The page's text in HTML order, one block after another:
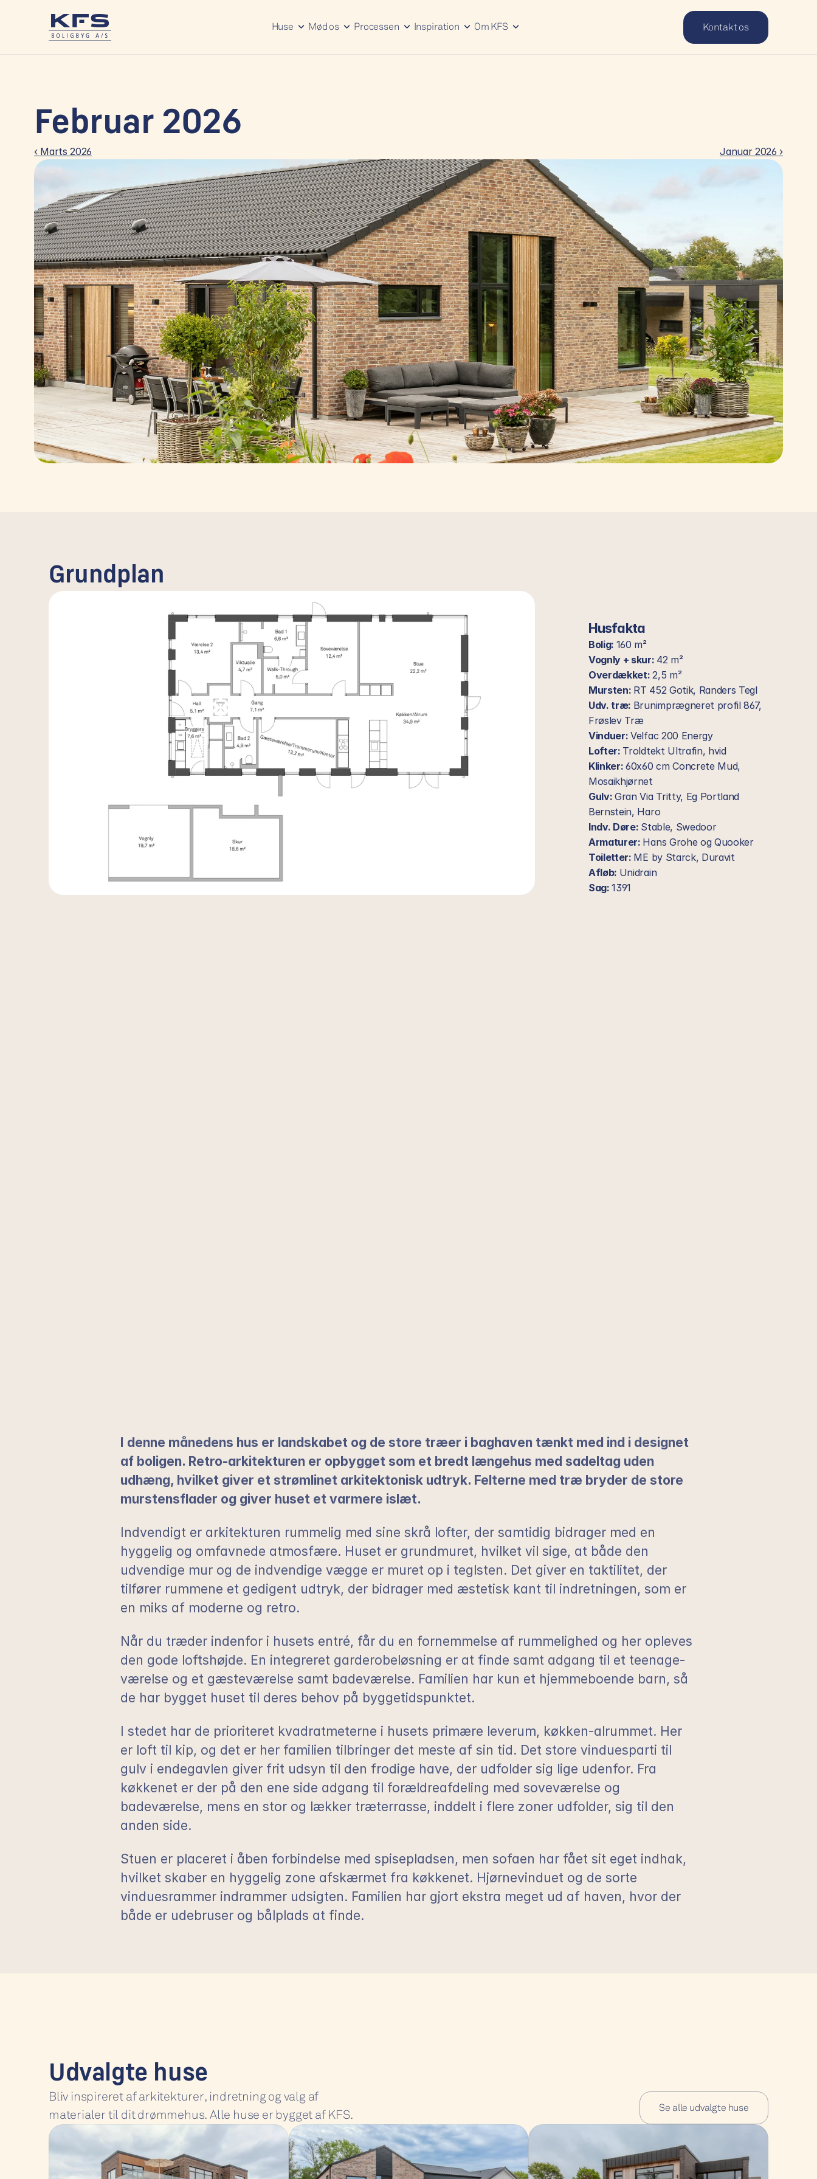
Huse Mød os Processen Inspiration Om KFS Kontakt os
Februar 2026
‹ Marts 2026 Januar 2026 ›
Grundplan
Husfakta
Bolig: 160 m²
Vognly + skur: 42 m²
Overdækket: 2,5 m²
Mursten: RT 452 Gotik, Randers Tegl
Udv. træ: Brunimprægneret profil 867,
Frøslev Træ
Vinduer: Velfac 200 Energy
Lofter: Troldtekt Ultrafin, hvid
Klinker: 60x60 cm Concrete Mud,
Mosaikhjørnet
Gulv: Gran Via Tritty, Eg Portland
Bernstein, Haro
Indv. Døre: Stable, Swedoor
Armaturer: Hans Grohe og Quooker
Toiletter: ME by Starck, Duravit
Afløb: Unidrain
Sag: 1391
I denne månedens hus er landskabet og de store træer i baghaven tænkt med ind i designet
af boligen. Retro-arkitekturen er opbygget som et bredt længehus med sadeltag uden
udhæng, hvilket giver et strømlinet arkitektonisk udtryk. Felterne med træ bryder de store
murstensflader og giver huset et varmere islæt.
Indvendigt er arkitekturen rummelig med sine skrå lofter, der samtidig bidrager med en
hyggelig og omfavnede atmosfære. Huset er grundmuret, hvilket vil sige, at både den
udvendige mur og de indvendige vægge er muret op i teglsten. Det giver en taktilitet, der
tilfører rummene et gedigent udtryk, der bidrager med æstetisk kant til indretningen, som er
en miks af moderne og retro.
Når du træder indenfor i husets entré, får du en fornemmelse af rummelighed og her opleves
den gode loftshøjde. En integreret garderobeløsning er at finde samt adgang til et teenage-
værelse og et gæsteværelse samt badeværelse. Familien har kun et hjemmeboende barn, så
de har bygget huset til deres behov på byggetidspunktet.
I stedet har de prioriteret kvadratmeterne i husets primære leverum, køkken-alrummet. Her
er loft til kip, og det er her familien tilbringer det meste af sin tid. Det store vinduesparti til
gulv i endegavlen giver frit udsyn til den frodige have, der udfolder sig lige udenfor. Fra
køkkenet er der på den ene side adgang til forældreafdeling med soveværelse og
badeværelse, mens en stor og lækker træterrasse, inddelt i flere zoner udfolder, sig til den
anden side.
Stuen er placeret i åben forbindelse med spisepladsen, men sofaen har fået sit eget indhak,
hvilket skaber en hyggelig zone afskærmet fra køkkenet. Hjørnevinduet og de sorte
vinduesrammer indrammer udsigten. Familien har gjort ekstra meget ud af haven, hvor der
både er udebruser og bålplads at finde.
Udvalgte huse
Bliv inspireret af arkitekturer, indretning og valg af
materialer til dit drømmehus. Alle huse er bygget af KFS.
Se alle udvalgte huse